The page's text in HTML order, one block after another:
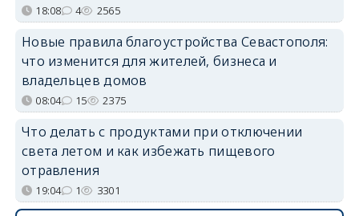
18:08 4 2565
Новые правила благоустройства Севастополя:
что изменится для жителей, бизнеса и
владельцев домов
08:04 15 2375
Что делать с продуктами при отключении
света летом и как избежать пищевого
отравления
19:04 1 3301